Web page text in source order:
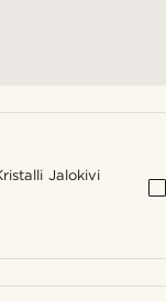
Jalokivi